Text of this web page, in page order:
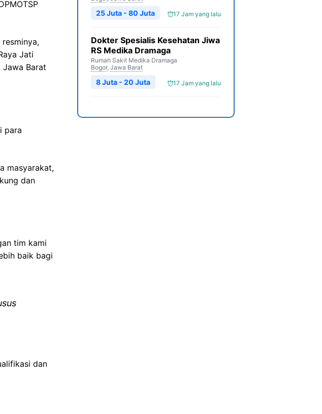
Jati
Jawa Barat
para
masyarakat,
dan
tim kami
baik bagi
dan
17 Jam yang lalu
25 Juta - 80 Juta
Dokter Spesialis Kesehatan Jiwa
RS Medika Dramaga
Rumah Sakit Medika Dramaga
Bogor, Jawa Barat
17 Jam yang lalu
8 Juta - 20 Juta